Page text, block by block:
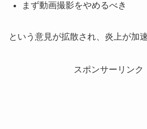
まず動画撮影をやめるべき
という意見が拡散され、炎上が加
スポンサーリンク